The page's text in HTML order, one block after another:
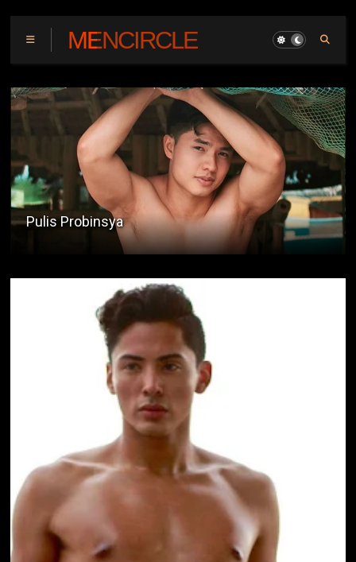
MENCIRCLE
Mr. Bikini Open